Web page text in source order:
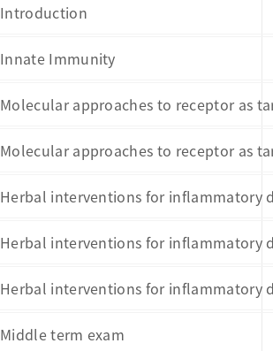
Introduction
Innate Immunity
Molecular approaches to receptor as
Molecular approaches to receptor as
Herbal interventions for inflammatory
Herbal interventions for inflammatory
Herbal interventions for inflammatory
Middle term exam